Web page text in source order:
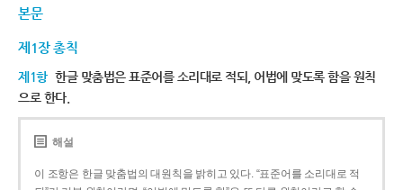
본문
제1장 총칙
제1항 한글 맞춤법은 표준어를 소리대로 적되, 어법에 맞도록 함을 원칙
으로 한다.
해설
이 조항은 한글 맞춤법의 대원칙을 밝히고 있다. “표준어를 소리대로 적